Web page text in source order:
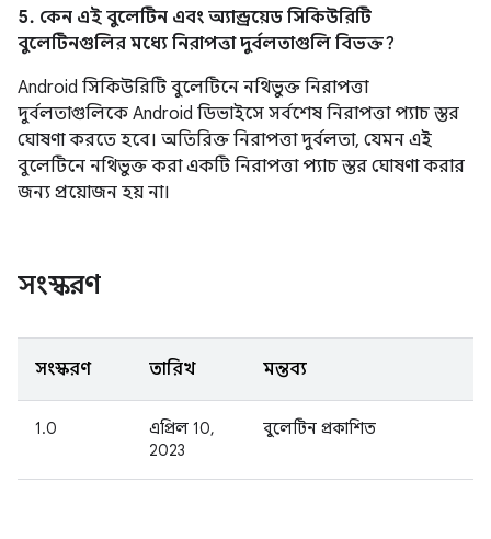
5. কেন এই বুলেটিন এবং অ্যান্ড্রয়েড সিকিউরিটি
বুলেটিনগুলির মধ্যে নিরাপত্তা দুর্বলতাগুলি বিভক্ত?
Android সিকিউরিটি বুলেটিনে নথিভুক্ত নিরাপত্তা
দুর্বলতাগুলিকে Android ডিভাইসে সর্বশেষ নিরাপত্তা প্যাচ স্তর
ঘোষণা করতে হবে। অতিরিক্ত নিরাপত্তা দুর্বলতা, যেমন এই
বুলেটিনে নথিভুক্ত করা একটি নিরাপত্তা প্যাচ স্তর ঘোষণা করার
জন্য প্রয়োজন হয় না।
সংস্করণ
সংস্করণ তারিখ মন্তব্য
1.0
এপ্রিল 10,
2023
বুলেটিন প্রকাশিত